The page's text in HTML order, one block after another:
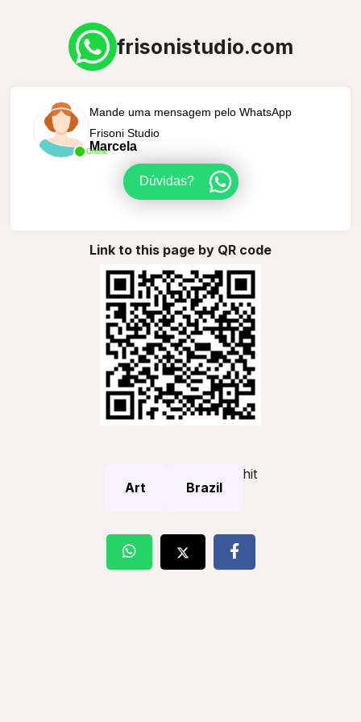
frisonistudio.com
Online
Mande uma mensagem pelo WhatsApp
Frisoni Studio
Marcela
Dúvidas?
Link to this page by QR code
Art Brazil
hit